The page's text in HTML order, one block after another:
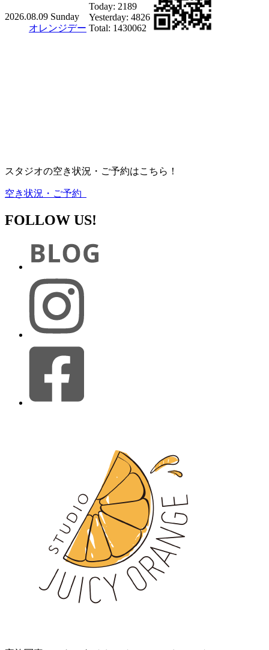
2026.08.09 Sunday
オレンジデー
Today: 2189
Yesterday: 4826
Total: 1430062
スタジオの空き状況・ご予約はこちら！
空き状況・ご予約
FOLLOW US!